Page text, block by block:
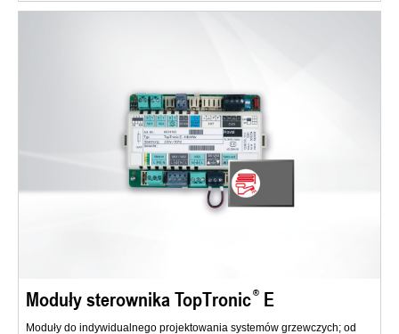
Moduły sterownika TopTronic E
Moduły do indywidualnego projektowania systemów grzewczych; od